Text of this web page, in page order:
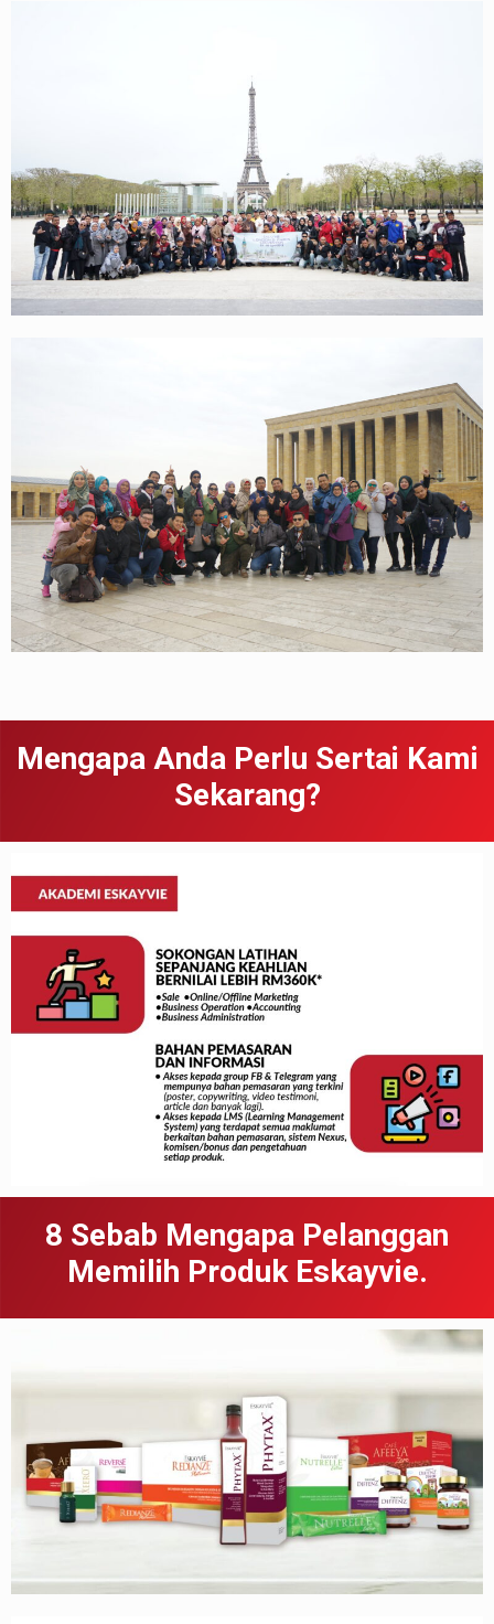
Mengapa Anda Perlu Sertai Kami
Sekarang?
8 Sebab Mengapa Pelanggan
Memilih Produk Eskayvie.